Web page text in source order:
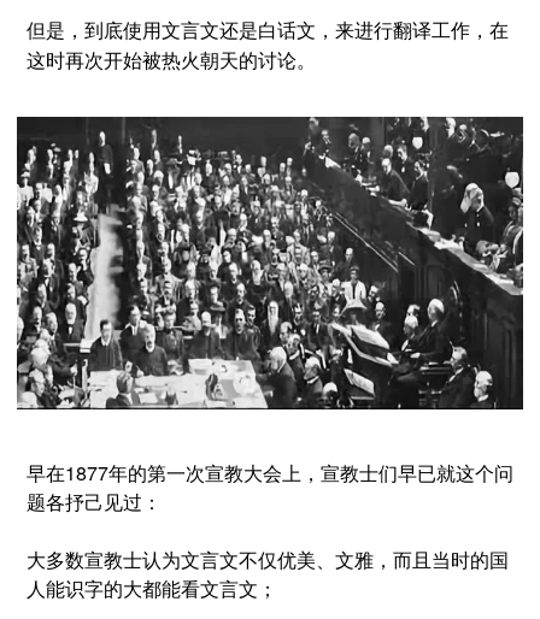
但是，到底使用文言文还是白话文，来进行翻译工作， 在
这时再次开始被热火朝天的讨论。
早在1877年的第一次宣教大会上，宣教士们早已就这个问
题各抒己见过：
大多数宣教士认为文言文不仅优美、文雅，而且当时的国
人能识字的大都能看文言文；